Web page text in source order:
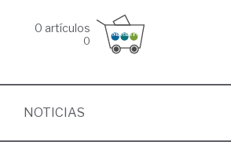
0 artículos
0
NOTICIAS